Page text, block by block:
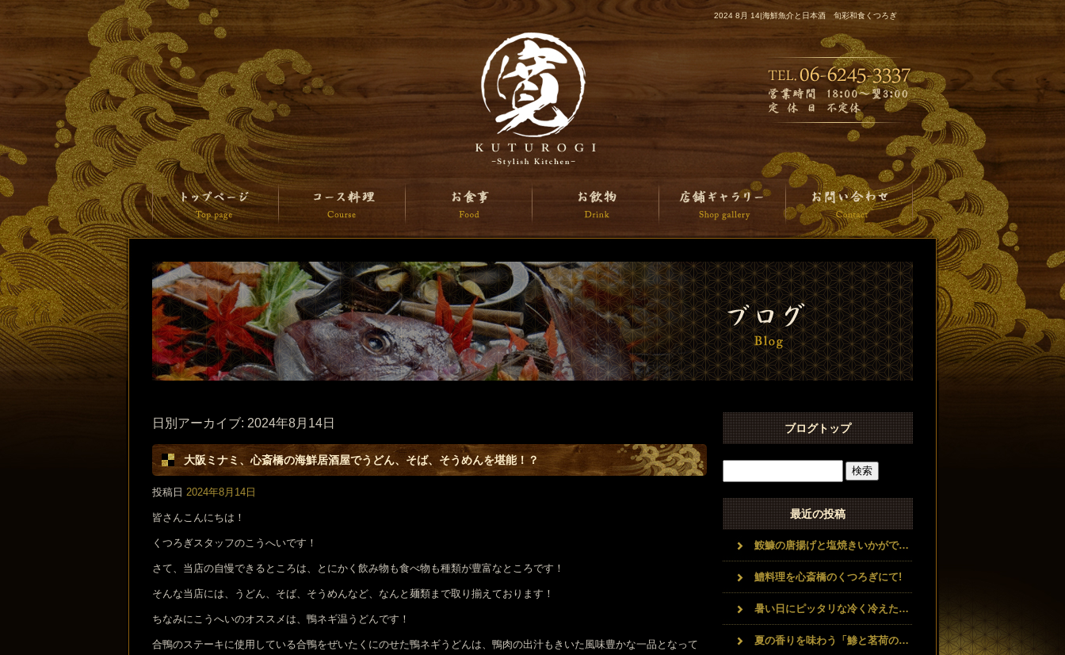
2024 8月 14|海鮮魚介と日本酒 旬彩和食くつろぎ
日別アーカイブ: 2024年8月14日
大阪ミナミ、心斎橋の海鮮居酒屋でうどん、そば、そうめんを堪能！？
投稿日 2024年8月14日
皆さんこんにちは！
くつろぎスタッフのこうへいです！
さて、当店の自慢できるところは、とにかく飲み物も食べ物も種類が豊富なところです！
そんな当店には、うどん、そば、そうめんなど、なんと麺類まで取り揃えております！
ちなみにこうへいのオススメは、鴨ネギ温うどんです！
合鴨のステーキに使用している合鴨をぜいたくにのせた鴨ネギうどんは、鴨肉の出汁もきいた風味豊かな一品となって
ブログトップ
最近の投稿
鮟鱇の唐揚げと塩焼きいかがですか
鱧料理を心斎橋のくつろぎにて!
暑い日にピッタリな冷く冷えた日本酒と豪華な海鮮料理コースいかがですか？？
夏の香りを味わう「鯵と茗荷のなめろう」